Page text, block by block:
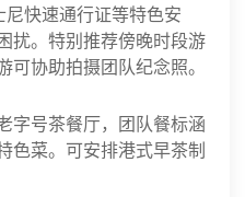
快速通行证等特色安
扰。特别推荐傍晚时段游
可协助拍摄团队纪念照。
字号茶餐厅，团队餐标涵
色菜。可安排港式早茶制